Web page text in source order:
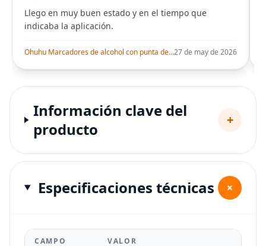
Llego en muy buen estado y en el tiempo que
indicaba la aplicación.
Ohuhu Marcadores de alcohol con punta de pincel – Juego de marcadores artísticos de doble punta con certificación AP para artistas adultos27 de may de 2026
Información clave del
producto
+
Especificaciones técnicas +
CAMPO VALOR